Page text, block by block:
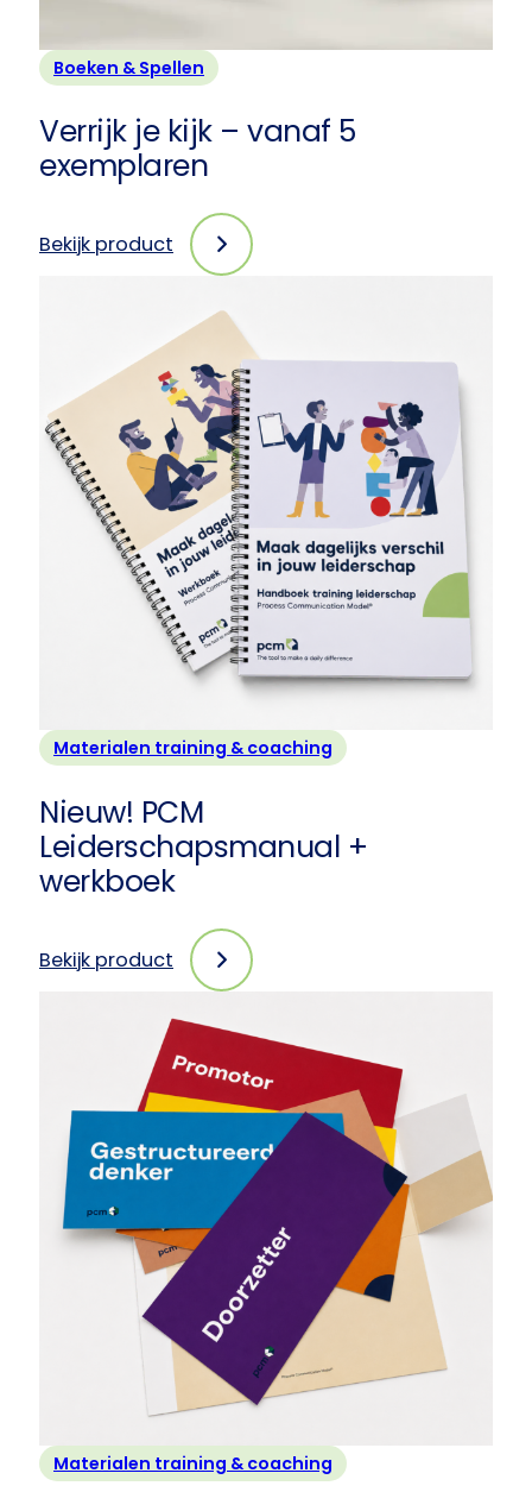
Boeken & Spellen
Verrijk je kijk – vanaf 5
exemplaren
Bekijk product
:
kijk
vanaf
5
exemplaren
Materialen training & coaching
Nieuw! PCM
Leiderschapsmanual +
werkboek
Bekijk product
:
PCM
Leiderschapsmanual
+
werkboek
Materialen training & coaching